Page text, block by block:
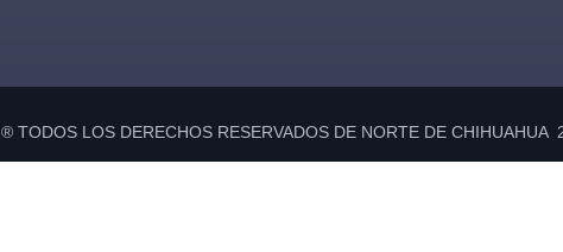
® TODOS LOS DERECHOS RESERVADOS DE NORTE DE CHIHUAHUA